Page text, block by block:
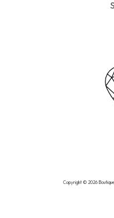
Copyright © 2026